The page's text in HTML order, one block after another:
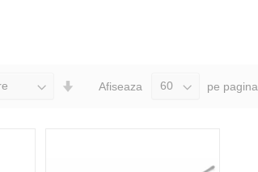
SeteazaAfiseaza pe pagina